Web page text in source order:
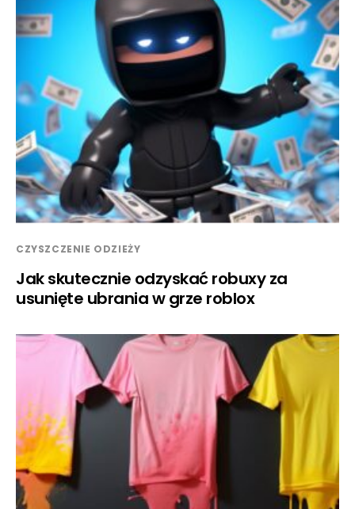
CZYSZCZENIE ODZIEŻY
Jak skutecznie odzyskać robuxy za
usunięte ubrania w grze roblox